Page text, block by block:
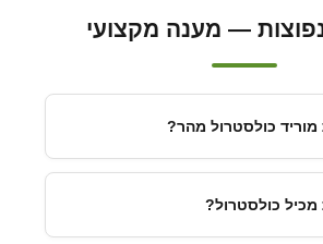
— מענה מקצועי
כולסטרול מהר?
כולסטרול?